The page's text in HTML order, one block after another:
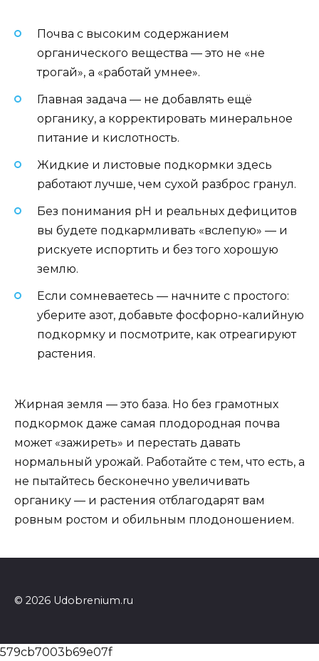
Почва с высоким содержанием
органического вещества — это не «не
трогай», а «работай умнее».
Главная задача — не добавлять ещё
органику, а корректировать минеральное
питание и кислотность.
Жидкие и листовые подкормки здесь
работают лучше, чем сухой разброс гранул.
Без понимания pH и реальных дефицитов
вы будете подкармливать «вслепую» — и
рискуете испортить и без того хорошую
землю.
Если сомневаетесь — начните с простого:
уберите азот, добавьте фосфорно-калийную
подкормку и посмотрите, как отреагируют
растения.
Жирная земля — это база. Но без грамотных
подкормок даже самая плодородная почва
может «зажиреть» и перестать давать
нормальный урожай. Работайте с тем, что есть, а
не пытайтесь бесконечно увеличивать
органику — и растения отблагодарят вам
ровным ростом и обильным плодоношением.
© 2026 Udobrenium.ru
579cb7003b69e07f